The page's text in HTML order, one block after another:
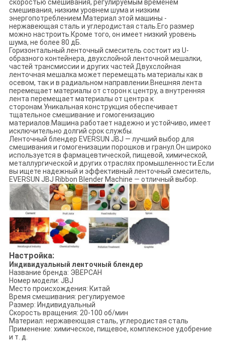
скоростью смешивания, регулируемым временем
смешивания, низким уровнем шума и низким
энергопотреблением.Материал этой машины -
нержавеющая сталь и углеродистая сталь.Его размер
можно настроить.Кроме того, он имеет низкий уровень
шума, не более 80 дБ.
Горизонтальный ленточный смеситель состоит из U-
образного контейнера, двухслойной ленточной мешалки,
частей трансмиссии и других частей.Двухслойная
ленточная мешалка может перемещать материалы как в
осевом, так и в радиальном направлении.Внешняя лента
перемещает материалы от сторон к центру, а внутренняя
лента перемещает материалы от центра к
сторонам.Уникальная конструкция обеспечивает
тщательное смешивание и гомогенизацию
материалов.Машина работает надежно и устойчиво, имеет
исключительно долгий срок службы.
Ленточный блендер EVERSUN JBJ — лучший выбор для
смешивания и гомогенизации порошков и гранул.Он широко
используется в фармацевтической, пищевой, химической,
металлургической и других отраслях промышленности.Если
вы ищете надежный и эффективный ленточный смеситель,
EVERSUN JBJ Ribbon Blender Machine — отличный выбор.
Настройка:
Индивидуальный ленточный блендер
Название бренда: ЭВЕРСАН
Номер модели: JBJ
Место происхождения: Китай
Время смешивания: регулируемое
Размер: Индивидуальный
Скорость вращения: 20-100 об/мин
Материал: нержавеющая сталь, углеродистая сталь
Применение: химическое, пищевое, комплексное удобрение
и т. д.